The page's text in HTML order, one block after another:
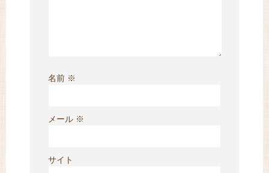
名前 ※
メール ※
サイト